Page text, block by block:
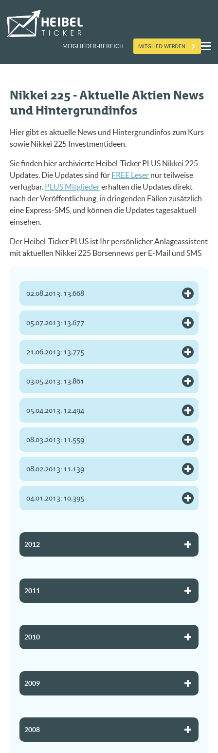
MITGLIEDER-BEREICH MITGLIED WERDEN
Nikkei 225 - Aktuelle Aktien News
und Hintergrundinfos
Hier gibt es aktuelle News und Hintergrundinfos zum Kurs
sowie Nikkei 225 Investmentideen.
Sie finden hier archivierte Heibel-Ticker PLUS Nikkei 225
Updates. Die Updates sind für FREE Leser nur teilweise
verfügbar. PLUS Mitgliedererhalten die Updates direkt
nach der Veröffentlichung, in dringenden Fällen zusätzlich
eine Express-SMS, und können die Updates tagesaktuell
einsehen.
Der Heibel-Ticker PLUS ist Ihr persönlicher Anlageassistent
mit aktuellen Nikkei 225 Börsennews per E-Mail und SMS
02.08.2013: 13.668
05.07.2013: 13.677
21.06.2013: 13.775
03.05.2013: 13.861
05.04.2013: 12.494
08.03.2013: 11.559
08.02.2013: 11.139
04.01.2013: 10.395
2012
2011
2010
2009
2008